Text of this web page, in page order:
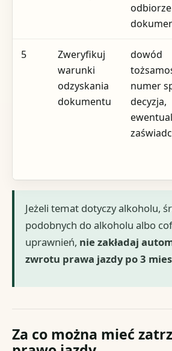
odbiorze
5
Zweryfikuj
warunki
odzyskania
dokumentu
dowód
numer
decyzja,
Jeżeli temat dotyczy alkoholu,
podobnych do alkoholu albo
uprawnień, nie zakładaj
zwrotu prawa jazdy po 3
Za co można mieć